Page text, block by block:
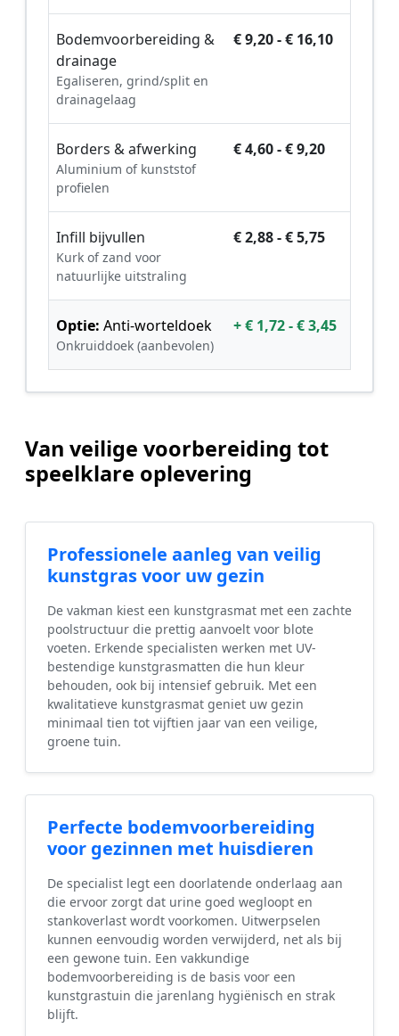
Bodemvoorbereiding &
drainage
Egaliseren, grind/split en
drainagelaag
€ 9,20 - € 16,10
Borders & afwerking
Aluminium of kunststof
profielen
€ 4,60 - € 9,20
Infill bijvullen
Kurk of zand voor
natuurlijke uitstraling
€ 2,88 - € 5,75
Optie: Anti-worteldoek
Onkruiddoek (aanbevolen)
+ € 1,72 - € 3,45
Van veilige voorbereiding tot
speelklare oplevering
Professionele aanleg van veilig
kunstgras voor uw gezin
De vakman kiest een kunstgrasmat met een zachte
poolstructuur die prettig aanvoelt voor blote
voeten. Erkende specialisten werken met UV-
bestendige kunstgrasmatten die hun kleur
behouden, ook bij intensief gebruik. Met een
kwalitatieve kunstgrasmat geniet uw gezin
minimaal tien tot vijftien jaar van een veilige,
groene tuin.
Perfecte bodemvoorbereiding
voor gezinnen met huisdieren
De specialist legt een doorlatende onderlaag aan
die ervoor zorgt dat urine goed wegloopt en
stankoverlast wordt voorkomen. Uitwerpselen
kunnen eenvoudig worden verwijderd, net als bij
een gewone tuin. Een vakkundige
bodemvoorbereiding is de basis voor een
kunstgrastuin die jarenlang hygiënisch en strak
blijft.